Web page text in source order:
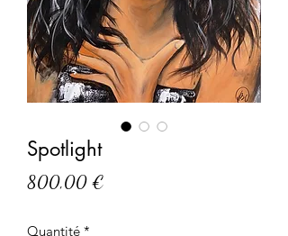
Spotlight
800,00 €
Quantité *